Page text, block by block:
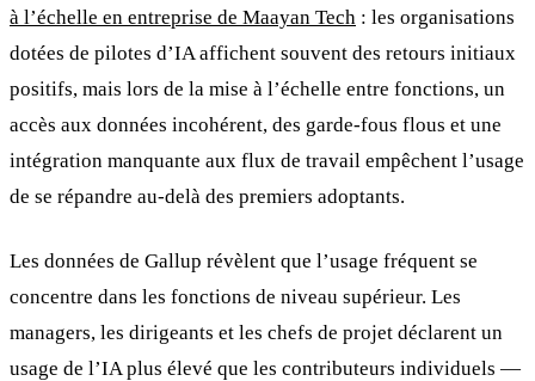
à l’échelle en entreprise de Maayan Tech : les organisations
dotées de pilotes d’IA affichent souvent des retours initiaux
positifs, mais lors de la mise à l’échelle entre fonctions, un
accès aux données incohérent, des garde-fous flous et une
intégration manquante aux flux de travail empêchent l’usage
de se répandre au-delà des premiers adoptants.
Les données de Gallup révèlent que l’usage fréquent se
concentre dans les fonctions de niveau supérieur. Les
managers, les dirigeants et les chefs de projet déclarent un
usage de l’IA plus élevé que les contributeurs individuels —